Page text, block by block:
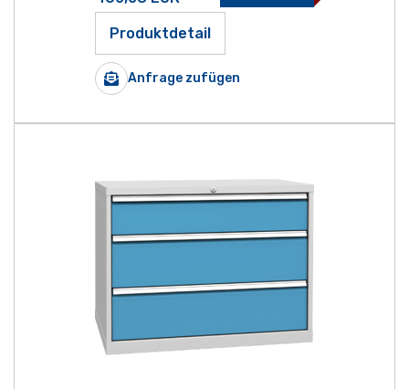
Produktdetail
Anfrage zufügen